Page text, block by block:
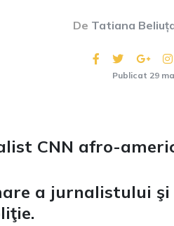
De Tatiana
Publicat 29
CNN afro-
a jurnalistului